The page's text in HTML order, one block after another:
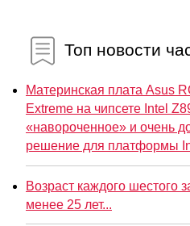
Топ новости
Материнская плата Asus
Extreme на чипсете Intel
«навороченное» и очень
решение для платформы
Возраст каждого шестого
менее 25 лет...